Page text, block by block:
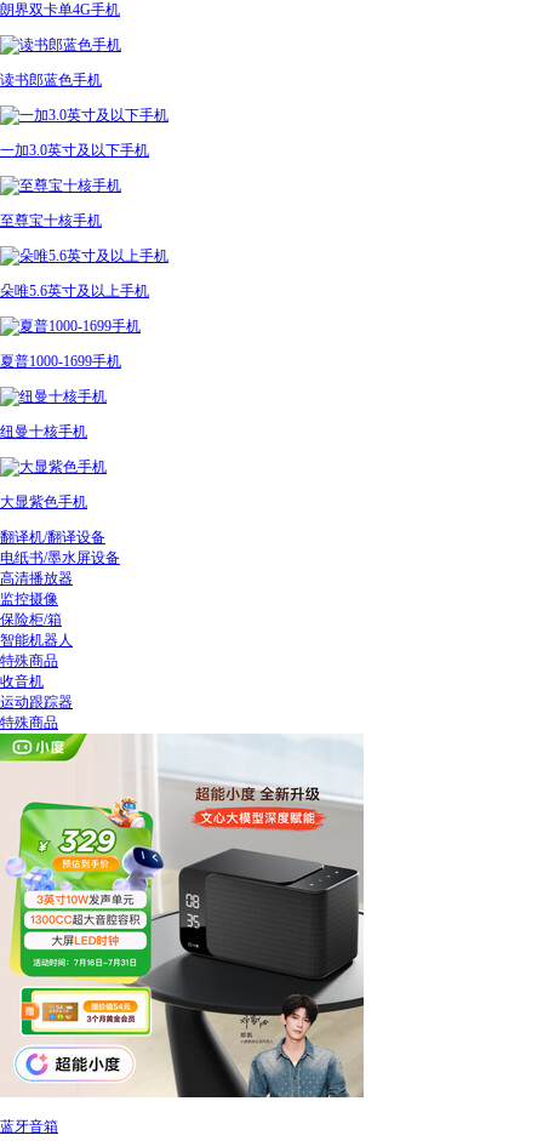
朗界双卡单4G手机
读书郎蓝色手机
一加3.0英寸及以下手机
至尊宝十核手机
朵唯5.6英寸及以上手机
夏普1000-1699手机
纽曼十核手机
大显紫色手机
翻译机/翻译设备
电纸书/墨水屏设备
高清播放器
监控摄像
保险柜/箱
智能机器人
特殊商品
收音机
运动跟踪器
特殊商品
蓝牙音箱